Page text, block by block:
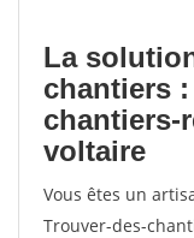
La
chantiers
chantiers-
voltaire
Vous êtes un
Trouver-des-